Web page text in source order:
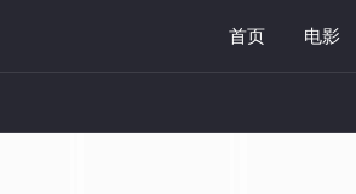
首页 电影